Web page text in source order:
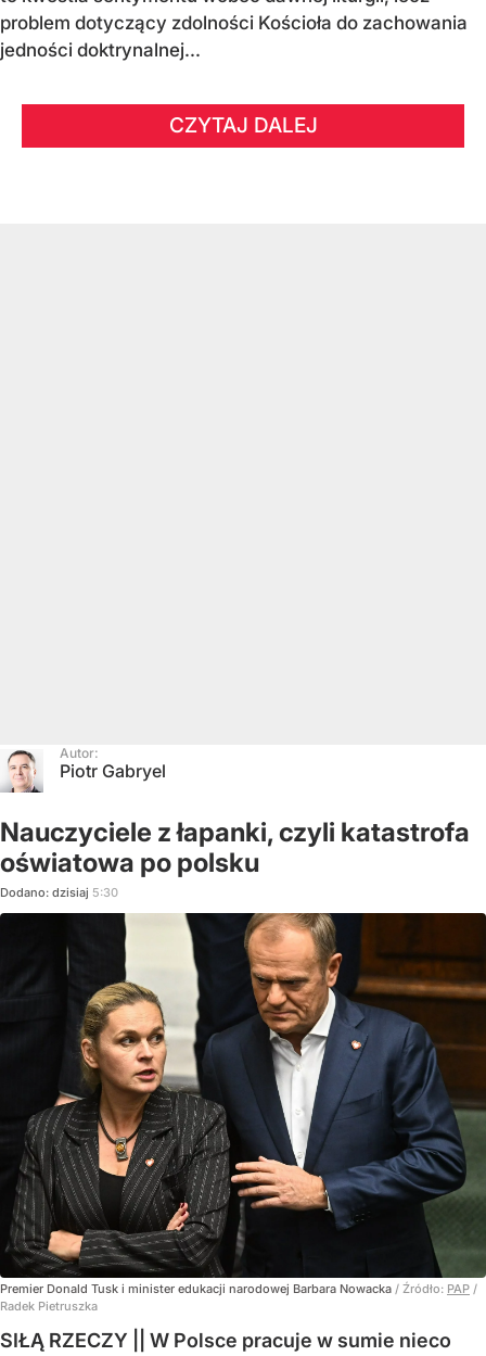
problem dotyczący zdolności Kościoła do zachowania
jedności doktrynalnej...
CZYTAJ DALEJ
Autor:
Piotr Gabryel
Nauczyciele z łapanki, czyli katastrofa
oświatowa po polsku
Dodano: dzisiaj 5:30
Premier Donald Tusk i minister edukacji narodowej Barbara Nowacka / Źródło: PAP /
Radek Pietruszka
SIŁĄ RZECZY || W Polsce pracuje w sumie nieco